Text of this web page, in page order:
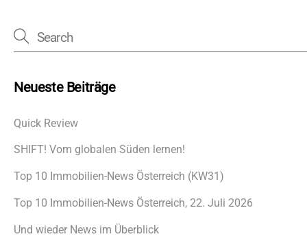
Neueste Beiträge
Quick Review
SHIFT! Vom globalen Süden lernen!
Top 10 Immobilien-News Österreich (KW31)
Top 10 Immobilien-News Österreich, 22. Juli 2026
Und wieder News im Überblick